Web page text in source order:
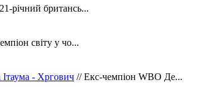
річний британсь...
світу у чо...
- Хргович // Екс-чемпіон WBO Де...